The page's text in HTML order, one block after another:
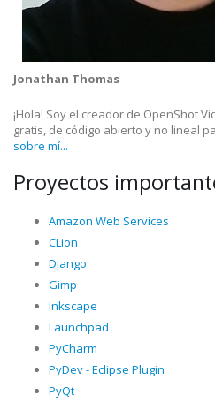
Jonathan Thomas
¡Hola! Soy el creador de OpenShot
gratis, de código abierto y no lineal
sobre mí...
Proyectos
Amazon Web Services
CLion
Django
Gimp
Inkscape
Launchpad
PyCharm
PyDev - Eclipse Plugin
PyQt